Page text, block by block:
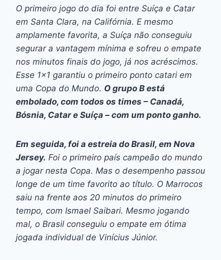
O primeiro jogo do dia foi entre Suíça e Catar
em Santa Clara, na Califórnia. E mesmo
amplamente favorita, a Suíça não conseguiu
segurar a vantagem mínima e sofreu o empate
nos minutos finais do jogo, já nos acréscimos.
Esse 1×1 garantiu o primeiro ponto catari em
uma Copa do Mundo. O grupo B está
embolado, com todos os times – Canadá,
Bósnia, Catar e Suíça – com um ponto ganho.
Em seguida, foi a estreia do Brasil, em Nova
Jersey. Foi o primeiro país campeão do mundo
a jogar nesta Copa. Mas o desempenho passou
longe de um time favorito ao título. O Marrocos
saiu na frente aos 20 minutos do primeiro
tempo, com Ismael Saibari. Mesmo jogando
mal, o Brasil conseguiu o empate em ótima
jogada individual de Vinícius Júnior.